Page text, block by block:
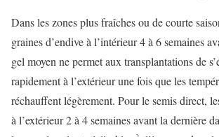
Dans les zones plus fraîches ou de courte
graines d’endive à l’intérieur 4 à 6 semaines
gel moyen ne permet aux transplantations de
rapidement à l’extérieur une fois que les
réchauffent légèrement. Pour le semis direct,
à l’extérieur 2 à 4 semaines avant la dernière